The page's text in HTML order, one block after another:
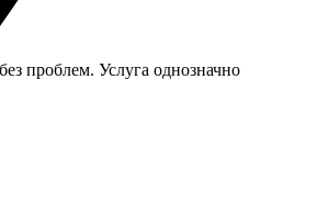
проблем. Услуга однозначно